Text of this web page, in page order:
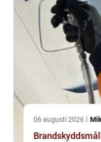
06 augusti 2026